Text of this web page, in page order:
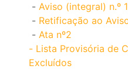
- Aviso (integral) n.º
- Retificação ao
- Ata nº2
- Lista Provisória de
Excluídos